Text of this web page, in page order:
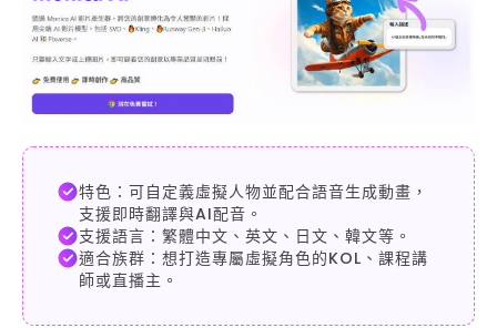
特色：可自定義虛擬人物並配合語音生成動畫，
支援即時翻譯與AI配音。
支援語言：繁體中文、英文、日文、韓文等。
適合族群：想打造專屬虛擬角色的KOL、課程講
師或直播主。